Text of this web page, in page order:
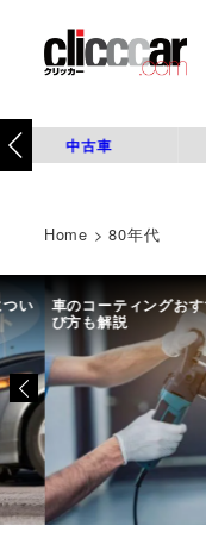
中古車
Home >80年代
い 車のコーティングお
び方も解説